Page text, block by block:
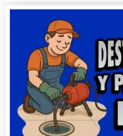
Camiones para Fletes
Cancelería de Aluminio
Capacitación
Carnicerías